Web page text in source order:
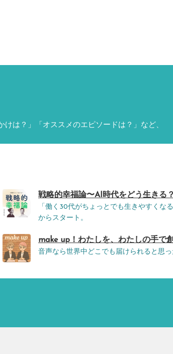
は？」「オススメのエピソードは？」など、
戦略的幸福論〜AI時代をどう生きる
「働く30代がちょっとでも生きやすくな
からスタート。
make up！わたしを、わたしの手で
音声なら世界中どこでも届けられると思っ